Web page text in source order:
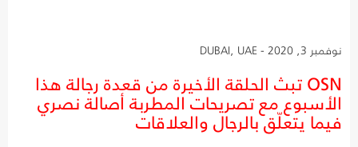
نوفمبر 3, 2020 - DUBAI, UAE
OSN تبث الحلقة الأخيرة من قعدة رجالة هذا
الأسبوع مع تصريحات المطربة أصالة نصري
فيما يتعلّق بالرجال والعلاقات